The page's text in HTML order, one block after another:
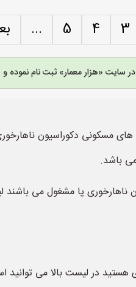
3
4
5
...
در سایت «هزار معمار» ثبت نام نموده
مسکونی دکوراسیون
باشد.
ناهارخوری پا مشغول می
در لیست بالا می